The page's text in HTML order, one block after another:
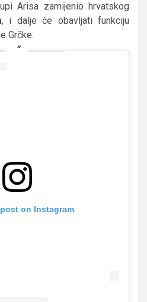
Arisa zamijenio hrvatskog
, i dalje će obavljati funkciju
Grčke.
on Instagram